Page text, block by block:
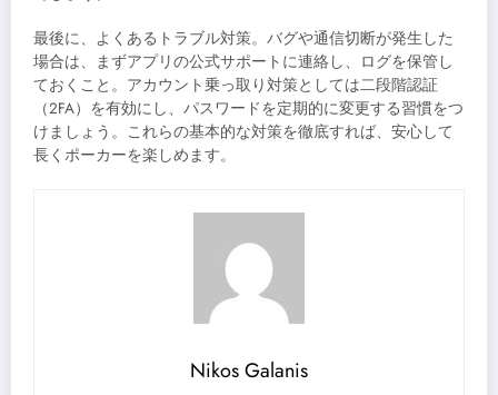
最後に、よくあるトラブル対策。バグや通信切断が発生した
場合は、まずアプリの公式サポートに連絡し、ログを保管し
ておくこと。アカウント乗っ取り対策としては二段階認証
（2FA）を有効にし、パスワードを定期的に変更する習慣をつ
けましょう。これらの基本的な対策を徹底すれば、安心して
長くポーカーを楽しめます。
Nikos Galanis